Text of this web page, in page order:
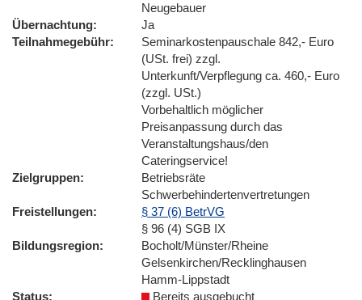
Neugebauer
Übernachtung
Ja
Teilnahmegebühr
Seminarkostenpauschale 842,- Euro
(USt. frei) zzgl.
Unterkunft/Verpflegung ca. 460,- Euro
(zzgl. USt.)
Vorbehaltlich möglicher
Preisanpassung durch das
Veranstaltungshaus/den
Cateringservice!
Zielgruppen
Betriebsräte
Schwerbehindertenvertretungen
Freistellungen
§ 37 (6) BetrVG
§ 96 (4) SGB IX
Bildungsregion
Bocholt/Münster/Rheine
Gelsenkirchen/Recklinghausen
Hamm-Lippstadt
Status
Bereits ausgebucht